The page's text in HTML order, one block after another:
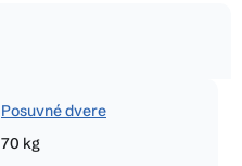
Posuvné dvere
70 kg